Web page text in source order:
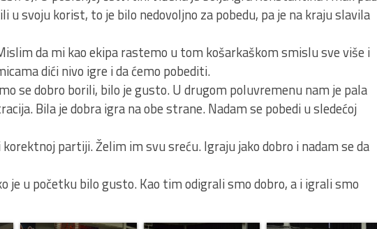
svoju korist, to je bilo nedovoljno za pobedu, pa je na kraju slavila
da mi kao ekipa rastemo u tom košarkaškom smislu sve više i
dići nivo igre i da ćemo pobediti.
se dobro borili, bilo je gusto. U drugom poluvremenu nam je pala
Bila je dobra igra na obe strane. Nadam se pobedi u sledećoj
partiji. Želim im svu sreću. Igraju jako dobro i nadam se da
je u početku bilo gusto. Kao tim odigrali smo dobro, a i igrali smo